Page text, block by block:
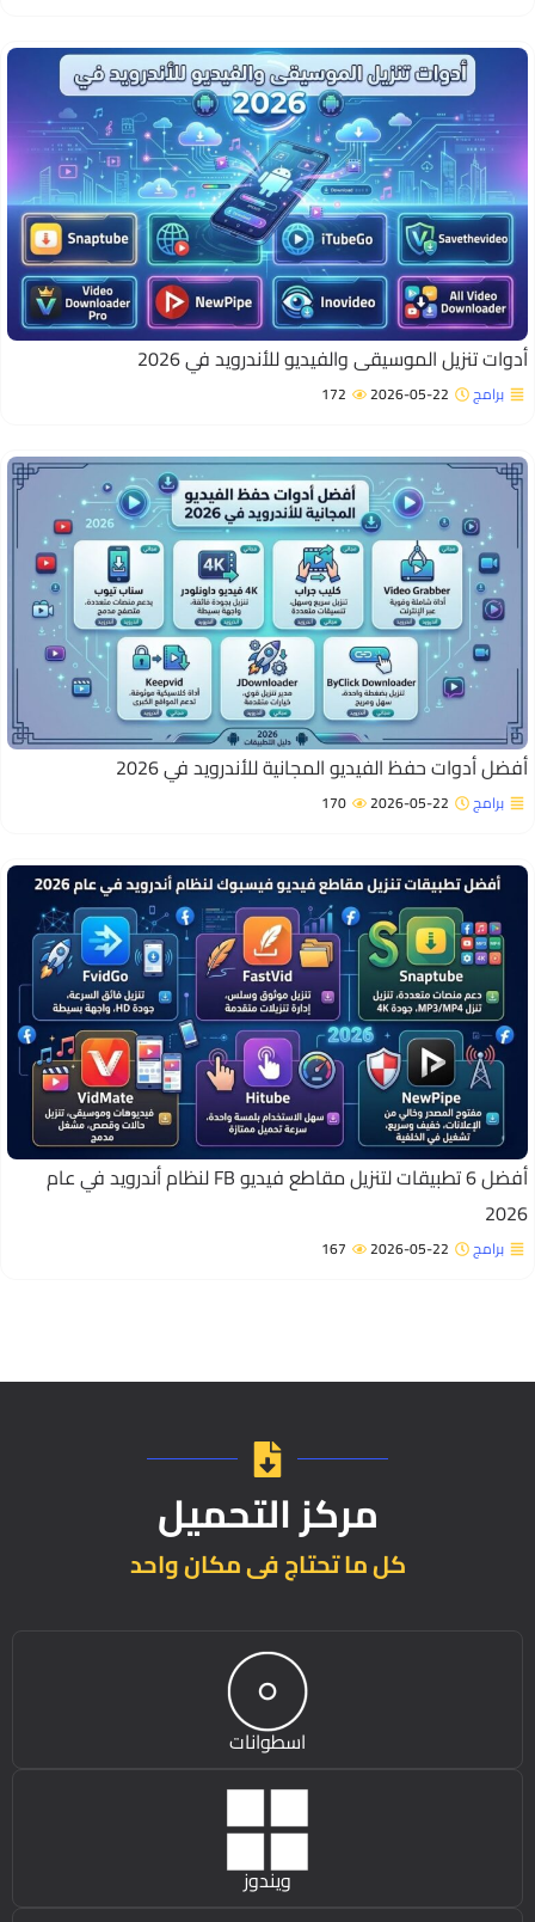
تنزيل الموسيقى والفيديو للأندرويد في 2026
برامج 2026-05-22
172
أدوات حفظ الفيديو المجانية للأندرويد في 2026
برامج 2026-05-22
170
أفضل 6 تطبيقات لتنزيل مقاطع فيديو FB لنظام أندرويد في عام
برامج 2026-05-22
167
مركز التحميل
كل ما تحتاج فى مكان واحد
اسطوانات
ويندوز